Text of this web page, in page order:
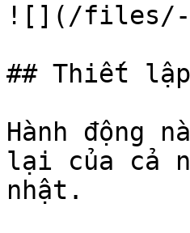
![](/files/-
## Thiết
Hành động
lại của cả
nhật.